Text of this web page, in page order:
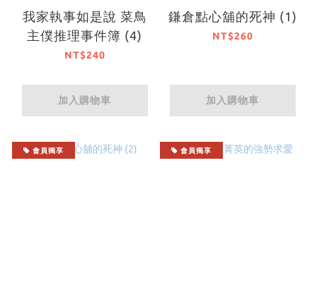
我家執事如是說 菜鳥
主僕推理事件簿 (4)
NT$240
加入購物車
鎌倉點心舖的死神 (1)
NT$260
加入購物車
會員獨享 會員獨享